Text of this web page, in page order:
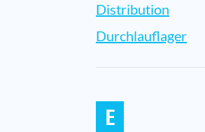
Distribution
Durchlauflager
E